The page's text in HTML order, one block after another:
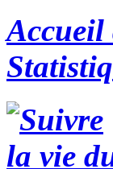
Accueil